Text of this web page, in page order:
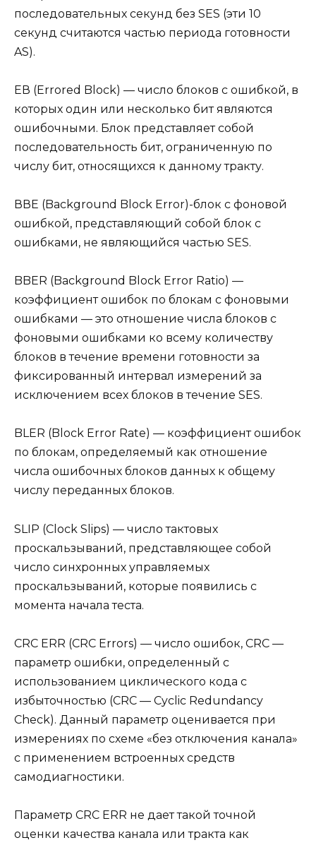
последовательных секунд без SES (эти 10
секунд считаются частью периода готовности
AS).
ЕВ (Errored Block) — число блоков с ошибкой, в
которых один или несколько бит являются
ошибочными. Блок представляет собой
последовательность бит, ограниченную по
числу бит, относящихся к данному тракту.
ВВЕ (Background Block Error)-блок с фоновой
ошибкой, представляющий собой блок с
ошибками, не являющийся частью SES.
BBER (Background Block Error Ratio) —
коэффициент ошибок по блокам с фоновыми
ошибками — это отношение числа блоков с
фоновыми ошибками ко всему количеству
блоков в течение времени готовности за
фиксированный интервал измерений за
исключением всех блоков в течение SES.
BLER (Block Error Rate) — коэффициент ошибок
по блокам, определяемый как отношение
числа ошибочных блоков данных к общему
числу переданных блоков.
SLIP (Clock Slips) — число тактовых
проскальзываний, представляющее собой
число синхронных управляемых
проскальзываний, которые появились с
момента начала теста.
CRC ERR (CRC Errors) — число ошибок, CRC —
параметр ошибки, определенный с
использованием циклического кода с
избыточностью (CRC — Cyclic Redundancy
Check). Данный параметр оценивается при
измерениях по схеме «без отключения канала»
с применением встроенных средств
самодиагностики.
Параметр CRC ERR не дает такой точной
оценки качества канала или тракта как